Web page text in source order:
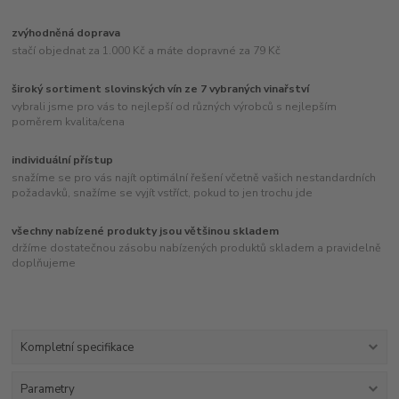
zvýhodněná doprava
stačí objednat za 1.000 Kč a máte dopravné za 79 Kč
široký sortiment slovinských vín ze 7 vybraných vinařství
vybrali jsme pro vás to nejlepší od různých výrobců s nejlepším
poměrem kvalita/cena
individuální přístup
snažíme se pro vás najít optimální řešení včetně vašich nestandardních
požadavků, snažíme se vyjít vstříct, pokud to jen trochu jde
všechny nabízené produkty jsou většinou skladem
držíme dostatečnou zásobu nabízených produktů skladem a pravidelně
doplňujeme
Kompletní specifikace
Parametry